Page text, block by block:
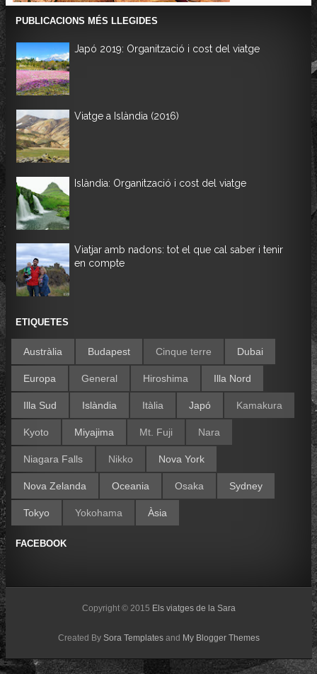
PUBLICACIONS MÉS LLEGIDES
Japó 2019: Organització i cost del viatge
Viatge a Islàndia (2016)
Islàndia: Organització i cost del viatge
Viatjar amb nadons: tot el que cal saber i tenir
en compte
ETIQUETES
Austràlia Budapest Cinque terre Dubai
Europa General Hiroshima Illa Nord
Illa Sud Islàndia Itàlia Japó Kamakura
Kyoto Miyajima Mt. Fuji Nara
Niagara Falls Nikko Nova York
Nova Zelanda Oceania Osaka Sydney
Tokyo Yokohama Àsia
FACEBOOK
Copyright © 2015 Els viatges de la Sara
Created BySora Templates and My Blogger Themes